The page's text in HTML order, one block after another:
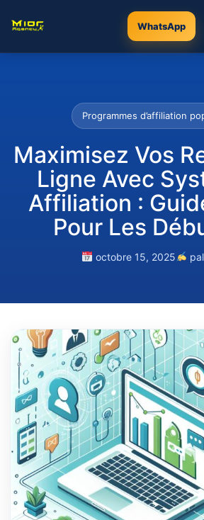
WhatsApp
Programmes d’affiliation
Maximisez Vos
Ligne Avec
Affiliation :
Pour Les
octobre 15, 2025